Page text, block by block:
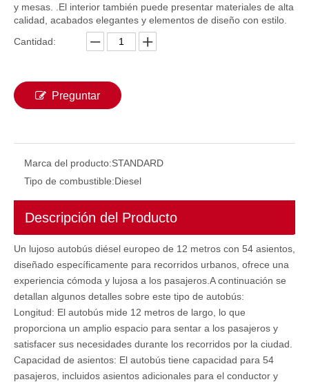
y mesas. .El interior también puede presentar materiales de alta
calidad, acabados elegantes y elementos de diseño con estilo.
Cantidad:
Preguntar
Marca del producto:STANDARD
Tipo de combustible:Diesel
Descripción del Producto
Un lujoso autobús diésel europeo de 12 metros con 54 asientos,
diseñado específicamente para recorridos urbanos, ofrece una
experiencia cómoda y lujosa a los pasajeros.A continuación se
detallan algunos detalles sobre este tipo de autobús:
Longitud: El autobús mide 12 metros de largo, lo que
proporciona un amplio espacio para sentar a los pasajeros y
satisfacer sus necesidades durante los recorridos por la ciudad.
Capacidad de asientos: El autobús tiene capacidad para 54
pasajeros, incluidos asientos adicionales para el conductor y